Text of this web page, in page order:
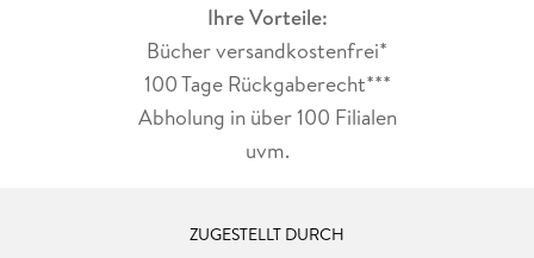
Ihre Vorteile:
Bücher versandkostenfrei*
100 Tage Rückgaberecht***
Abholung in über 100 Filialen
uvm.
ZUGESTELLT DURCH